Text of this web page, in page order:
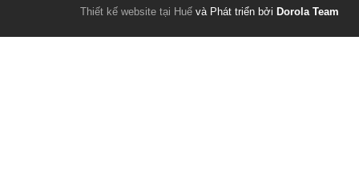
Thiết kế website tại Huế và Phát triển bởi Dorola Team